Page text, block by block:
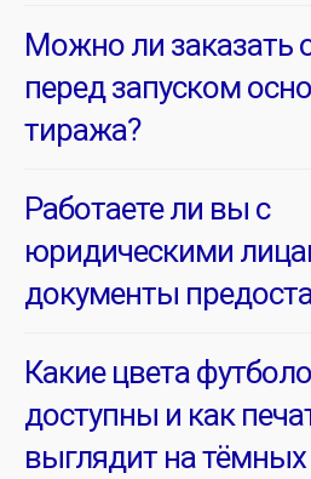
Можно ли заказать
перед запуском
тиража?
Работаете ли вы с
юридическими
документы
Какие цвета
доступны и как
выглядит на тёмных